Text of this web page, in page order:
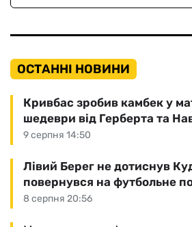
ОСТАННІ НОВИНИ
9 серпня 14:50
Кривбас зробив камбек у
шедеври від Герберта та
8 серпня 20:56
Лівий Берег не дотиснув
повернувся на футбольне